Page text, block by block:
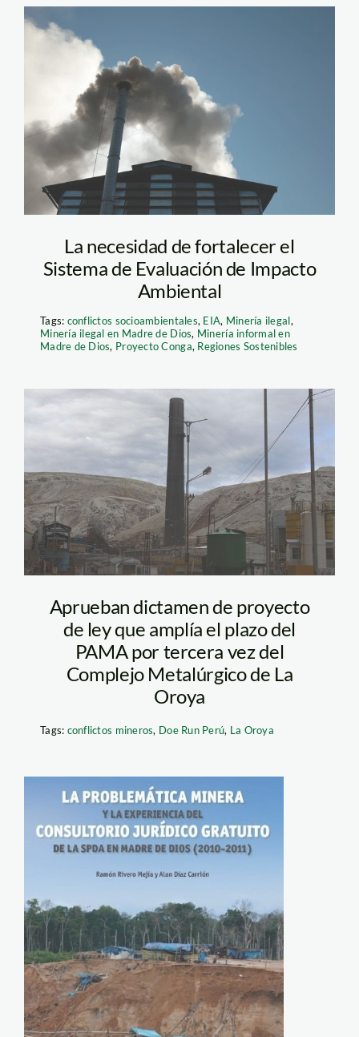
La necesidad de fortalecer el
Sistema de Evaluación de Impacto
Ambiental
Tags: conflictos socioambientales, EIA, Minería ilegal,
Minería ilegal en Madre de Dios, Minería informal en
Madre de Dios, Proyecto Conga, Regiones Sostenibles
Aprueban dictamen de proyecto
de ley que amplía el plazo del
PAMA por tercera vez del
Complejo Metalúrgico de La
Oroya
Tags: conflictos mineros, Doe Run Perú, La Oroya
libro_consultorio
juridico